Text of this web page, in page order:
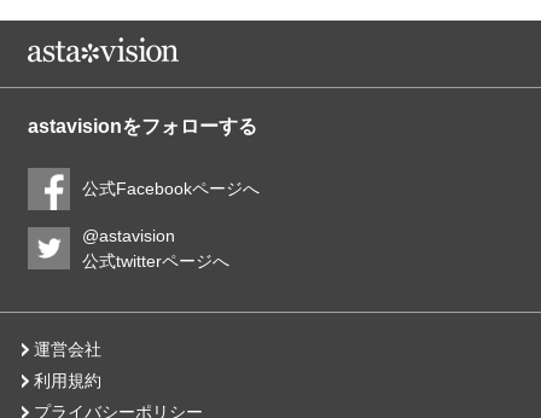
astavisionをフォローする
公式Facebookページへ
@astavision
公式twitterページへ
運営会社
利用規約
プライバシーポリシー